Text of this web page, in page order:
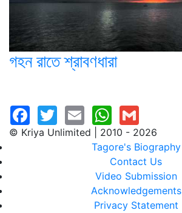
গহন রাতে শ্রাবণধারা
© Kriya Unlimited | 2010 - 2026
Tagore's Biography
Contact Us
Video Submission
Acknowledgements
Privacy Statement